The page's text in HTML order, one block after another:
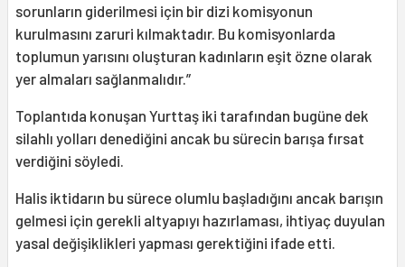
sorunların giderilmesi için bir dizi komisyonun
kurulmasını zaruri kılmaktadır. Bu komisyonlarda
toplumun yarısını oluşturan kadınların eşit özne olarak
yer almaları sağlanmalıdır.”
Toplantıda konuşan Yurttaş iki tarafından bugüne dek
silahlı yolları denediğini ancak bu sürecin barışa fırsat
verdiğini söyledi.
Halis iktidarın bu sürece olumlu başladığını ancak barışın
gelmesi için gerekli altyapıyı hazırlaması, ihtiyaç duyulan
yasal değişiklikleri yapması gerektiğini ifade etti.